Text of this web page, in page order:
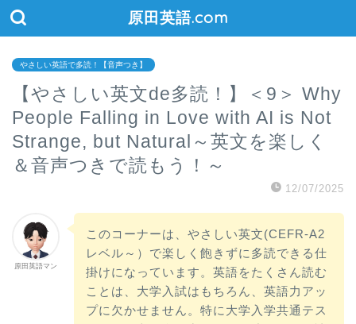
原田英語.com
やさしい英語で多読！【音声つき】
【やさしい英文de多読！】＜9＞ Why
People Falling in Love with AI is Not
Strange, but Natural～英文を楽しく
＆音声つきで読もう！～
12/07/2025
原田英語マン
このコーナーは、やさしい英文(CEFR-A2
レベル～）で楽しく飽きずに多読できる仕
掛けになっています。英語をたくさん読む
ことは、大学入試はもちろん、英語力アッ
プに欠かせません。特に大学入学共通テス